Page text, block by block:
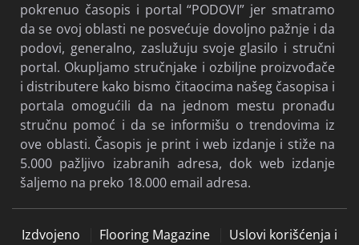
pokrenuo časopis i portal “PODOVI” jer smatramo
da se ovoj oblasti ne posvećuje dovoljno pažnje i da
podovi, generalno, zaslužuju svoje glasilo i stručni
portal. Okupljamo stručnjake i ozbiljne proizvođače
i distributere kako bismo čitaocima našeg časopisa i
portala omogućili da na jednom mestu pronađu
stručnu pomoć i da se informišu o trendovima iz
ove oblasti. Časopis je print i web izdanje i stiže na
5.000 pažljivo izabranih adresa, dok web izdanje
šaljemo na preko 18.000 email adresa.
Izdvojeno Flooring Magazine
Uslovi korišćenja i